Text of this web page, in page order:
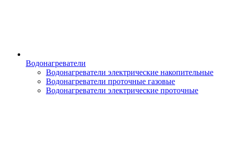
Водонагреватели
Водонагреватели электрические накопительные
Водонагреватели проточные газовые
Водонагреватели электрические проточные